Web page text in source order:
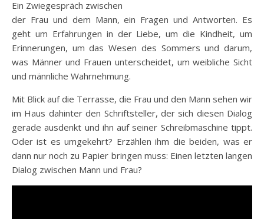
Ein Zwiegespräch zwischen
der Frau und dem Mann, ein Fragen und Antworten. Es
geht um Erfahrungen in der Liebe, um die Kindheit, um
Erinnerungen, um das Wesen des Sommers und darum,
was Männer und Frauen unterscheidet, um weibliche Sicht
und männliche Wahrnehmung.
Mit Blick auf die Terrasse, die Frau und den Mann sehen wir
im Haus dahinter den Schriftsteller, der sich diesen Dialog
gerade ausdenkt und ihn auf seiner Schreibmaschine tippt.
Oder ist es umgekehrt? Erzählen ihm die beiden, was er
dann nur noch zu Papier bringen muss: Einen letzten langen
Dialog zwischen Mann und Frau?